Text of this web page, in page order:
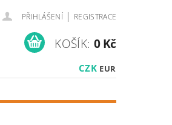
PŘIHLÁŠENÍ | REGISTRACE
CZK EUR
KOŠÍK: 0 Kč